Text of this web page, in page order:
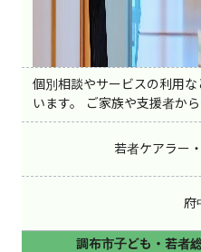
個別相談やサービスの利用
います。 ご家族や支援者か
若者ケアラー
府
調布市子ども・若者